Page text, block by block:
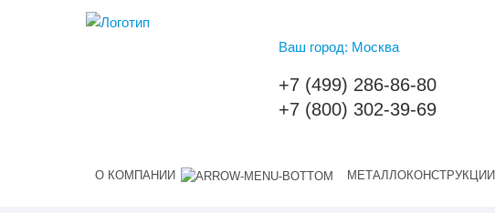
Ваш город: Москва
+7 (499) 286-86-80
+7 (800) 302-39-69
О КОМПАНИИ МЕТАЛЛОКОНСТРУКЦИИ